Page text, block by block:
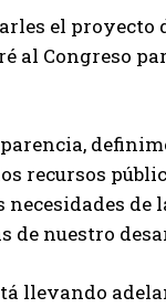
el proyecto
al Congreso
recursos
necesidades de
de nuestro
llevando